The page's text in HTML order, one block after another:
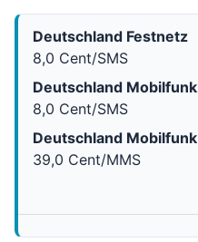
Deutschland Festnetz
8,0 Cent/SMS
Deutschland Mobilfunk
8,0 Cent/SMS
Deutschland Mobilfunk
39,0 Cent/MMS